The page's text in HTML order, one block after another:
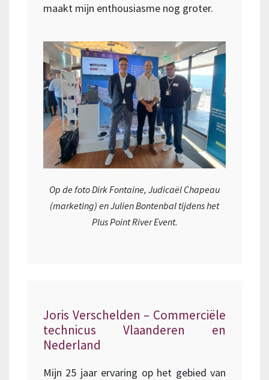
maakt mijn enthousiasme nog groter.
Op de foto Dirk Fontaine, Judicaël Chapeau
(marketing) en Julien Bontenbal tijdens het
Plus Point River Event.
Joris Verschelden – Commerciële
technicus Vlaanderen en
Nederland
Mijn 25 jaar ervaring op het gebied van